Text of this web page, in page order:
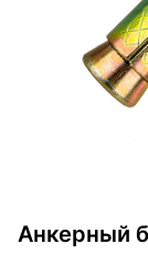
Анкерный